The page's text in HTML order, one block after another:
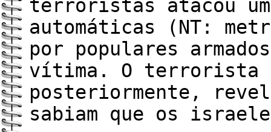
terroristas atacou um
automáticas (NT:
por populares
vítima. O terrorista
posteriormente,
sabiam que os